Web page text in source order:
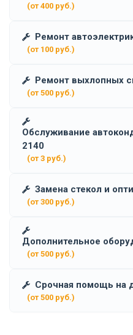
(от 400 руб.)
Ремонт
(от 100 руб.)
Ремонт выхлопных
(от 500 руб.)
Обслуживание
2140
(от 3 руб.)
Замена стекол и
(от 300 руб.)
Дополнительное
(от 500 руб.)
Срочная помощь на
(от 500 руб.)